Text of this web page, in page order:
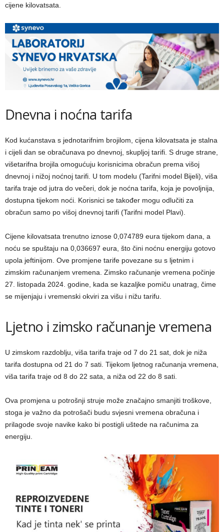
cijene kilovatsata.
Dnevna i noćna tarifa
Kod kućanstava s jednotarifnim brojilom, cijena kilovatsata je stalna
i cijeli dan se obračunava po dnevnoj, skupljoj tarifi. S druge strane,
višetarifna brojila omogućuju korisnicima obračun prema višoj
dnevnoj i nižoj noćnoj tarifi. U tom modelu (Tarifni model Bijeli), viša
tarifa traje od jutra do večeri, dok je noćna tarifa, koja je povoljnija,
dostupna tijekom noći. Korisnici se također mogu odlučiti za
obračun samo po višoj dnevnoj tarifi (Tarifni model Plavi).
Cijene kilovatsata trenutno iznose 0,074789 eura tijekom dana, a
noću se spuštaju na 0,036697 eura, što čini noćnu energiju gotovo
upola jeftinijom. Ove promjene tarife povezane su s ljetnim i
zimskim računanjem vremena. Zimsko računanje vremena počinje
27. listopada 2024. godine, kada se kazaljke pomiču unatrag, čime
se mijenjaju i vremenski okviri za višu i nižu tarifu.
Ljetno i zimsko računanje vremena
U zimskom razdoblju, viša tarifa traje od 7 do 21 sat, dok je niža
tarifa dostupna od 21 do 7 sati. Tijekom ljetnog računanja vremena,
viša tarifa traje od 8 do 22 sata, a niža od 22 do 8 sati.
Ova promjena u potrošnji struje može značajno smanjiti troškove,
stoga je važno da potrošači budu svjesni vremena obračuna i
prilagode svoje navike kako bi postigli uštede na računima za
energiju.